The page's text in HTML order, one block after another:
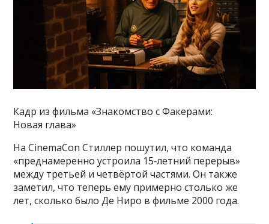
Кадр из фильма «Знакомство с Факерами:
Новая глава»
На CinemaCon Стиллер пошутил, что команда
«преднамеренно устроила 15‑летний перерыв»
между третьей и четвёртой частями. Он также
заметил, что теперь ему примерно столько же
лет, сколько было Де Ниро в фильме 2000 года.